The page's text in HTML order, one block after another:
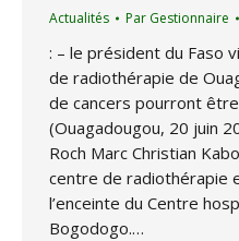
Actualités Par Gestionnaire
: – le président du Faso
de radiothérapie de
de cancers pourront
(Ouagadougou, 20 juin
Roch Marc Christian
centre de radiothérapie
l’enceinte du Centre
Bogodogo.…